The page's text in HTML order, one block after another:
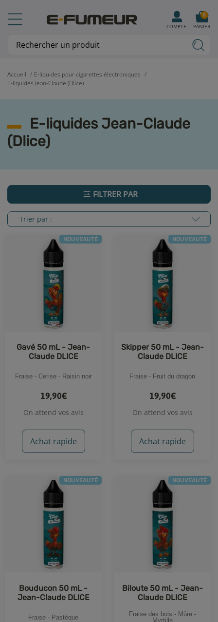
Accueil
E-liquides pour cigarettes électroniques
E-liquides Jean-Claude (Dlice)
E-liquides Jean-Claude
(Dlice)
FILTRER PAR
Trier par :
NOUVEAUTÉ
Gavé 50 mL - Jean-
Claude DLICE
Fraise - Cerise - Raisin noir
19,90€
On attend vos avis
Achat rapide
NOUVEAUTÉ
Skipper 50 mL - Jean-
Claude DLICE
Fraise - Fruit du dragon
19,90€
On attend vos avis
Achat rapide
NOUVEAUTÉ
Bouducon 50 mL -
Jean-Claude DLICE
Fraise - Pastèque
NOUVEAUTÉ
Biloute 50 mL - Jean-
Claude DLICE
Fraise des bois - Mûre -
Myrtille
COMPTE PANIER
0